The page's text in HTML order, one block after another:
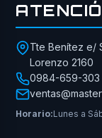
Tte Benítez e/
Lorenzo 2160
0984-659-303
Horario:Lunes a